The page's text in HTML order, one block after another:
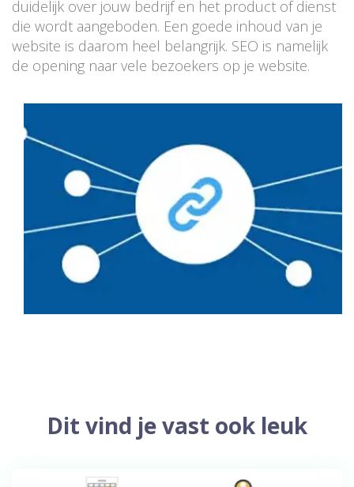
duidelijk over jouw bedrijf en het product of dienst
die wordt aangeboden. Een goede inhoud van je
website is daarom heel belangrijk. SEO is namelijk
de opening naar vele bezoekers op je website.
Dit vind je vast ook leuk